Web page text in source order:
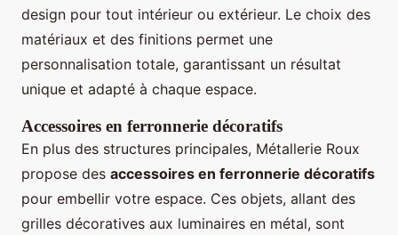
design pour tout intérieur ou extérieur. Le choix des
matériaux et des finitions permet une
personnalisation totale, garantissant un résultat
unique et adapté à chaque espace.
Accessoires en ferronnerie décoratifs
En plus des structures principales, Métallerie Roux
propose des accessoires en ferronnerie décoratifs
pour embellir votre espace. Ces objets, allant des
grilles décoratives aux luminaires en métal, sont